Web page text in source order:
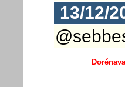
13/12/